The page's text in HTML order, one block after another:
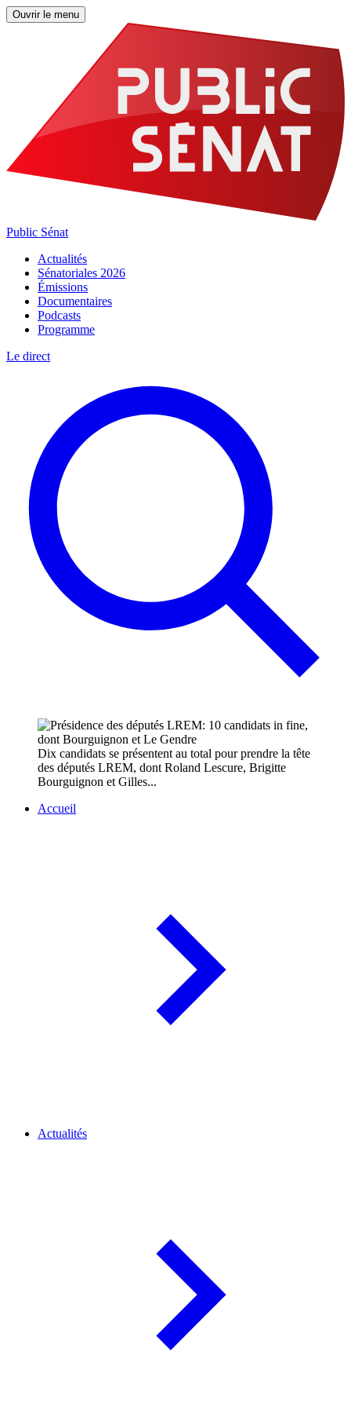
Ouvrir le menu
Public Sénat
Actualités
Sénatoriales 2026
Émissions
Documentaires
Podcasts
Programme
Le direct
Dix candidats se présentent au total pour prendre la tête
des députés LREM, dont Roland Lescure, Brigitte
Bourguignon et Gilles...
Accueil
Actualités